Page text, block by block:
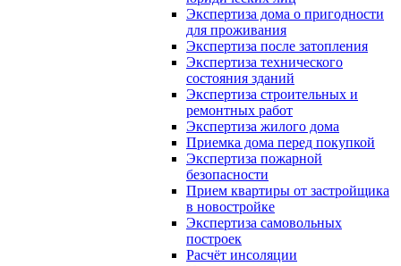
Экспертиза дома о пригодности
для проживания
Экспертиза после затопления
Экспертиза технического
состояния зданий
Экспертиза строительных и
ремонтных работ
Экспертиза жилого дома
Приемка дома перед покупкой
Экспертиза пожарной
безопасности
Прием квартиры от застройщика
в новостройке
Экспертиза самовольных
построек
Расчёт инсоляции